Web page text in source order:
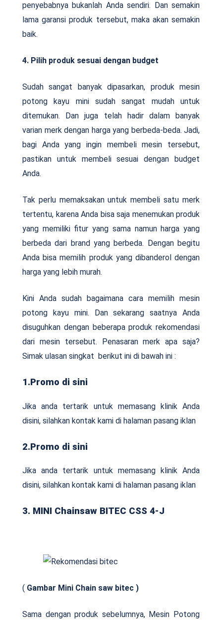
penyebabnya bukanlah Anda sendiri. Dan semakin
lama garansi produk tersebut, maka akan semakin
baik.
4. Pilih produk sesuai dengan budget
Sudah sangat banyak dipasarkan, produk mesin
potong kayu mini sudah sangat mudah untuk
ditemukan. Dan juga telah hadir dalam banyak
varian merk dengan harga yang berbeda-beda. Jadi,
bagi Anda yang ingin membeli mesin tersebut,
pastikan untuk membeli sesuai dengan budget
Anda.
Tak perlu memaksakan untuk membeli satu merk
tertentu, karena Anda bisa saja menemukan produk
yang memiliki fitur yang sama namun harga yang
berbeda dari brand yang berbeda. Dengan begitu
Anda bisa memilih produk yang dibanderol dengan
harga yang lebih murah.
Kini Anda sudah bagaimana cara memilih mesin
potong kayu mini. Dan sekarang saatnya Anda
disuguhkan dengan beberapa produk rekomendasi
dari mesin tersebut. Penasaran merk apa saja?
Simak ulasan singkat berikut ini di bawah ini :
1.Promo di sini
Jika anda tertarik untuk memasang klinik Anda
disini, silahkan kontak kami di halaman pasang iklan
2.Promo di sini
Jika anda tertarik untuk memasang klinik Anda
disini, silahkan kontak kami di halaman pasang iklan
3. MINI Chainsaw BITEC CSS 4-J
( Gambar Mini Chain saw bitec )
Sama dengan produk sebelumnya, Mesin Potong